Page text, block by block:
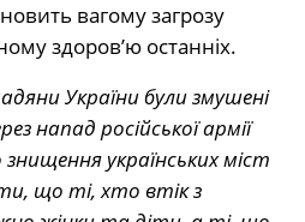
вагому загрозу
здоров’ю останніх.
України були змушені
напад російської армії
українських міст
що ті, хто втік з